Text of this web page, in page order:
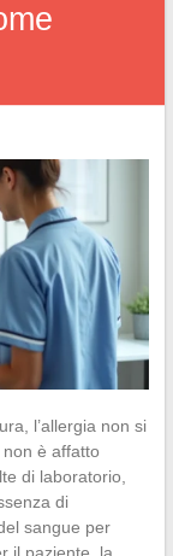
l’allergia non si
è affatto
di laboratorio,
di
sangue per